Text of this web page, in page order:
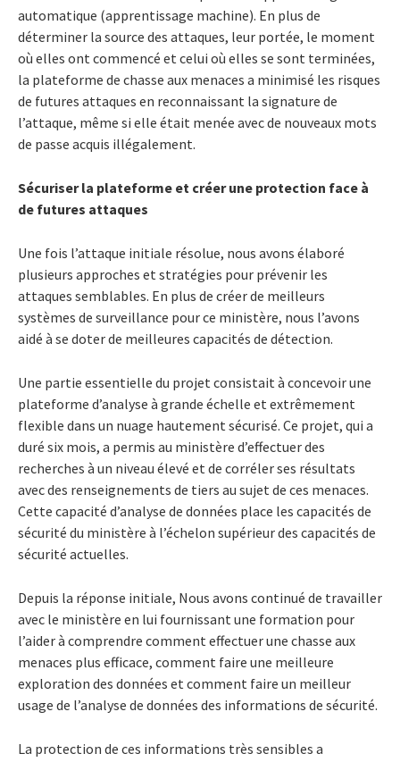
automatique (apprentissage machine). En plus de
déterminer la source des attaques, leur portée, le moment
où elles ont commencé et celui où elles se sont terminées,
la plateforme de chasse aux menaces a minimisé les risques
de futures attaques en reconnaissant la signature de
l’attaque, même si elle était menée avec de nouveaux mots
de passe acquis illégalement.
Sécuriser la plateforme et créer une protection face à
de futures attaques
Une fois l’attaque initiale résolue, nous avons élaboré
plusieurs approches et stratégies pour prévenir les
attaques semblables. En plus de créer de meilleurs
systèmes de surveillance pour ce ministère, nous l’avons
aidé à se doter de meilleures capacités de détection.
Une partie essentielle du projet consistait à concevoir une
plateforme d’analyse à grande échelle et extrêmement
flexible dans un nuage hautement sécurisé. Ce projet, qui a
duré six mois, a permis au ministère d’effectuer des
recherches à un niveau élevé et de corréler ses résultats
avec des renseignements de tiers au sujet de ces menaces.
Cette capacité d’analyse de données place les capacités de
sécurité du ministère à l’échelon supérieur des capacités de
sécurité actuelles.
Depuis la réponse initiale, Nous avons continué de travailler
avec le ministère en lui fournissant une formation pour
l’aider à comprendre comment effectuer une chasse aux
menaces plus efficace, comment faire une meilleure
exploration des données et comment faire un meilleur
usage de l’analyse de données des informations de sécurité.
La protection de ces informations très sensibles a